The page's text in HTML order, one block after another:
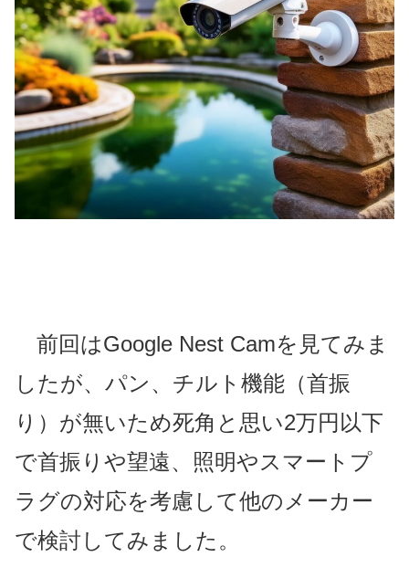
前回はGoogle Nest Camを見てみま
したが、パン、チルト機能（首振
り）が無いため死角と思い2万円以下
で首振りや望遠、照明やスマートプ
ラグの対応を考慮して他のメーカー
で検討してみました。